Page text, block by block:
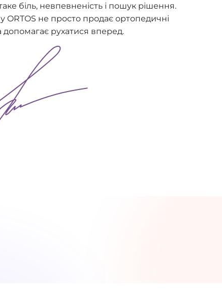
біль, невпевненість і пошук рішення.
ORTOS не просто продає ортопедичні
допомагає рухатися вперед.